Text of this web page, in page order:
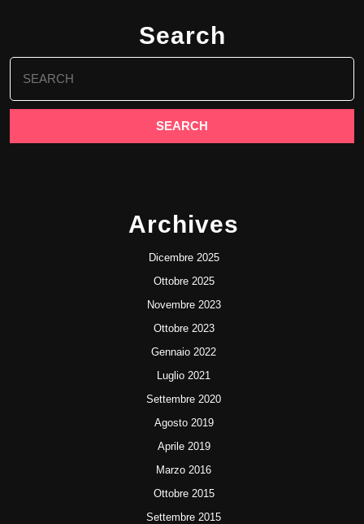
Search
Search
for:
Archives
Dicembre 2025
Ottobre 2025
Novembre 2023
Ottobre 2023
Gennaio 2022
Luglio 2021
Settembre 2020
Agosto 2019
Aprile 2019
Marzo 2016
Ottobre 2015
Settembre 2015